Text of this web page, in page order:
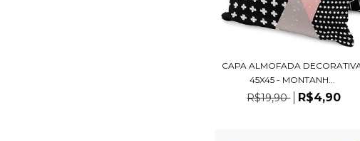
CAPA ALMOFADA
45X45 - MONTANH...
R$19,90 R$4,90